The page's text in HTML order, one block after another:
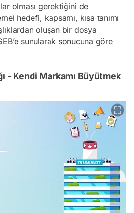
olması gerektiğini de
hedefi, kapsamı, kısa tanımı
oluşan bir dosya
sunularak sonucuna göre
- Kendi Markamı Büyütmek